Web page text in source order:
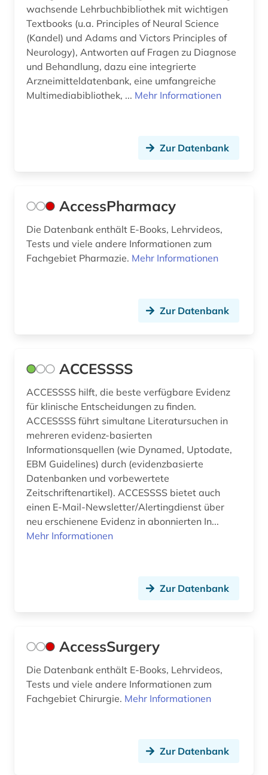
cytogenetik (1)
cytokine (1)
cytologie (7)
data mining (1)
datenverarbeitung (1)
datenvisualisierung (1)
demenz (1)
designregister (1)
deutsch (3)
deutsche forschungsgemeinschaft (1)
senatskommission zur prüfung
gesundheitsschädlicher arbeitsstoffe (1)
deutsche krankenhausgesellschaft (1)
diagnoseschlüssel (1)
diagnostik (4)
diagramm (1)
wachsende Lehrbuchbibliothek mit wichtigen
Textbooks (u.a. Principles of Neural Science
(Kandel) und Adams and Victors Principles of
Neurology), Antworten auf Fragen zu Diagnose
und Behandlung, dazu eine integrierte
Arzneimitteldatenbank, eine umfangreiche
Multimediabibliothek, ... Mehr Informationen
Zur Datenbank
AccessPharmacy
Die Datenbank enthält E-Books, Lehrvideos,
Tests und viele andere Informationen zum
Fachgebiet Pharmazie. Mehr Informationen
Zur Datenbank
ACCESSSS
ACCESSSS hilft, die beste verfügbare Evidenz
für klinische Entscheidungen zu finden.
ACCESSSS führt simultane Literatursuchen in
mehreren evidenz-basierten
Informationsquellen (wie Dynamed, Uptodate,
EBM Guidelines) durch (evidenzbasierte
Datenbanken und vorbewertete
Zeitschriftenartikel). ACCESSSS bietet auch
einen E-Mail-Newsletter/Alertingdienst über
neu erschienene Evidenz in abonnierten In...
Mehr Informationen
Zur Datenbank
AccessSurgery
Die Datenbank enthält E-Books, Lehrvideos,
Tests und viele andere Informationen zum
Fachgebiet Chirurgie. Mehr Informationen
Zur Datenbank